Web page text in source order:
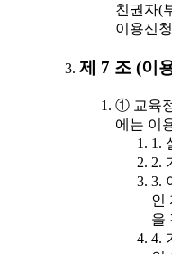
친권자(
이용신
제 7 조 (이
① 교육
에는 이
1.
2.
3.
인
을
4.